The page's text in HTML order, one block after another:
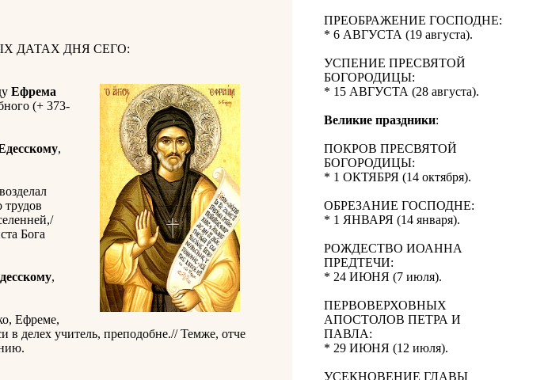
ДАТАХ ДНЯ СЕГО:
Ефрема
(+ 373-
,
Бога
,
Ефреме,
в делех учитель, преподобне.// Темже, отче
ПРЕОБРАЖЕНИЕ ГОСПОДНЕ:
* 6 АВГУСТА (19 августа).
УСПЕНИЕ ПРЕСВЯТОЙ
БОГОРОДИЦЫ:
* 15 АВГУСТА (28 августа).
Великие праздники:
ПОКРОВ ПРЕСВЯТОЙ
БОГОРОДИЦЫ:
* 1 ОКТЯБРЯ (14 октября).
ОБРЕЗАНИЕ ГОСПОДНЕ:
* 1 ЯНВАРЯ (14 января).
РОЖДЕСТВО ИОАННА
ПРЕДТЕЧИ:
* 24 ИЮНЯ (7 июля).
ПЕРВОВЕРХОВНЫХ
АПОСТОЛОВ ПЕТРА И
ПАВЛА:
* 29 ИЮНЯ (12 июля).
УСЕКНОВЕНИЕ ГЛАВЫ